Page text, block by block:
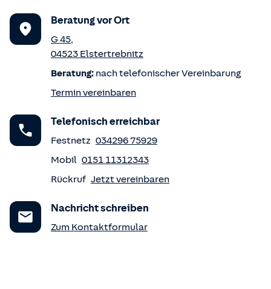
Beratung vor Ort
G 45,
04523 Elstertrebnitz
Beratung: nach telefonischer Vereinbarung
Termin vereinbaren
Telefonisch erreichbar
Festnetz 034296 75929
Mobil 0151 11312343
Rückruf Jetzt vereinbaren
Nachricht schreiben
Zum Kontaktformular